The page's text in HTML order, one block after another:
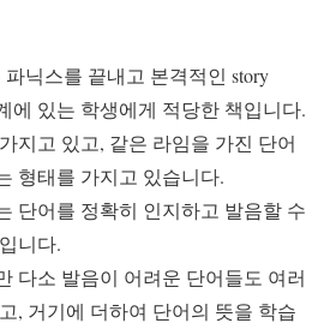
파닉스를 끝내고 본격적인 story
에 있는 학생에게 적당한 책입니다.
지고 있고, 같은 라임을 가진 단어
형태를 가지고 있습니다.
단어를 정확히 인지하고 발음할 수
니다.
다소 발음이 어려운 단어들도 여러
, 거기에 더하여 단어의 뜻을 학습